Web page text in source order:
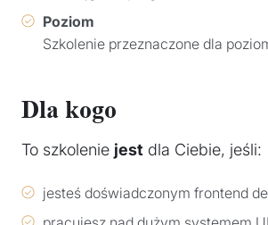
Poziom
Szkolenie przeznaczone dla
Dla kogo
To szkolenie jest dla Ciebie, jeśli:
jesteś doświadczonym frontend